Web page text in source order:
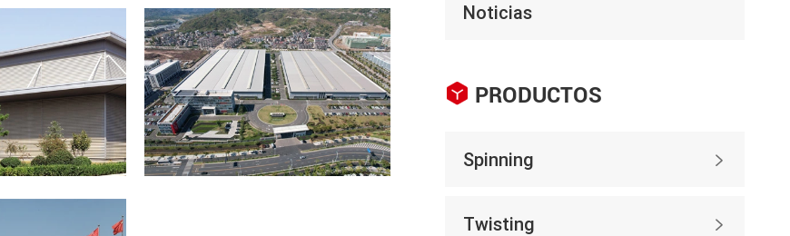
Noticias
 PRODUCTOS
Spinning 
Twisting 